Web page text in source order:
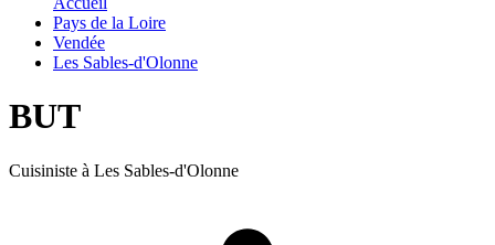
Pays de la Loire
Vendée
Les Sables-d'Olonne
BUT
Cuisiniste à Les Sables-d'Olonne